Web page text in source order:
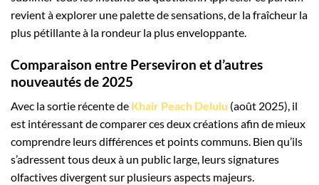
revient à explorer une palette de sensations, de la fraîcheur la
plus pétillante à la rondeur la plus enveloppante.
Comparaison entre Perseviron et d’autres
nouveautés de 2025
Avec la sortie récente de Khair Peach Delulu (août 2025), il
est intéressant de comparer ces deux créations afin de mieux
comprendre leurs différences et points communs. Bien qu’ils
s’adressent tous deux à un public large, leurs signatures
olfactives divergent sur plusieurs aspects majeurs.